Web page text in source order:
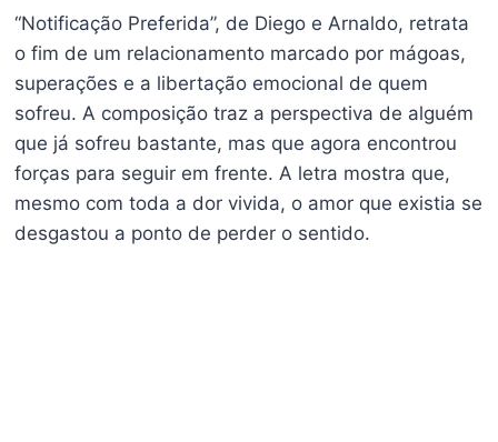
“Notificação Preferida”, de Diego e Arnaldo, retrata
o fim de um relacionamento marcado por mágoas,
superações e a libertação emocional de quem
sofreu. A composição traz a perspectiva de alguém
que já sofreu bastante, mas que agora encontrou
forças para seguir em frente. A letra mostra que,
mesmo com toda a dor vivida, o amor que existia se
desgastou a ponto de perder o sentido.